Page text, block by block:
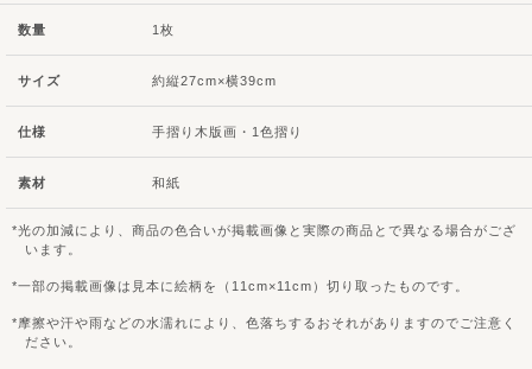
数量 1枚
サイズ 約縦27cm×横39cm
仕様 手摺り木版画・1色摺り
素材 和紙
光の加減により、商品の色合いが掲載画像と実際の商品とで異なる場合がござ
います。
一部の掲載画像は見本に絵柄を（11cm×11cm）切り取ったものです。
摩擦や汗や雨などの水濡れにより、色落ちするおそれがありますのでご注意く
ださい。